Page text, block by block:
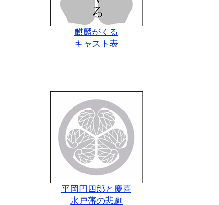
麒麟がくる
キャスト表
平岡円四郎と慶喜
水戸藩の悲劇